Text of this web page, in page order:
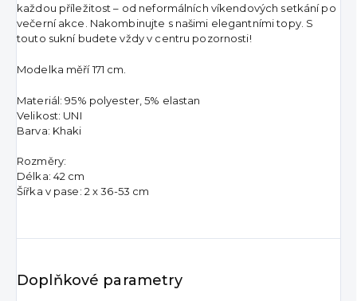
každou příležitost – od neformálních víkendových setkání po
večerní akce. Nakombinujte s našimi elegantními topy. S
touto sukní budete vždy v centru pozornosti!
Modelka měří 171 cm.
Materiál: 95% polyester, 5% elastan
Velikost: UNI
Barva: Khaki
Rozměry:
Délka: 42 cm
Šířka v pase: 2 x 36-53 cm
Doplňkové parametry